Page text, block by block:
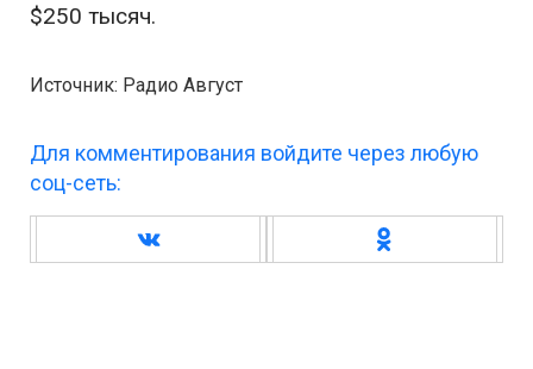
$250 тысяч.
Источник: Радио Август
Для комментирования войдите через любую
соц-сеть: